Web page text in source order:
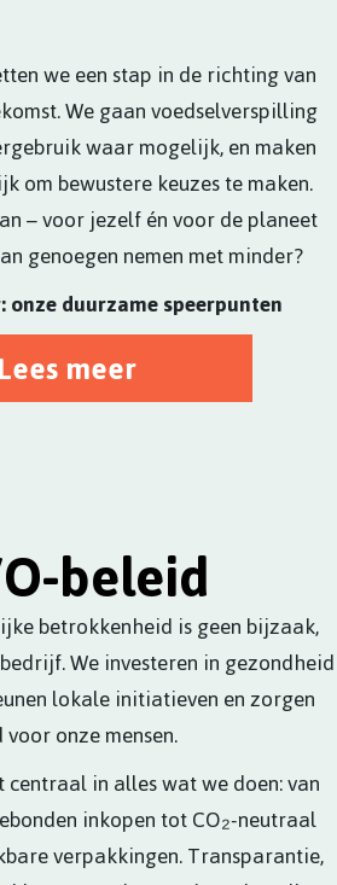
we een stap in de richting van
We gaan voedselverspilling
waar mogelijk, en maken
om bewustere keuzes te maken.
– voor jezelf én voor de planeet
genoegen nemen met minder?
onze duurzame speerpunten
Lees meer
beleid
betrokkenheid is geen bijzaak,
We investeren in gezondheid
lokale initiatieven en zorgen
onze mensen.
in alles wat we doen: van
inkopen tot CO₂-neutraal
verpakkingen. Transparantie,